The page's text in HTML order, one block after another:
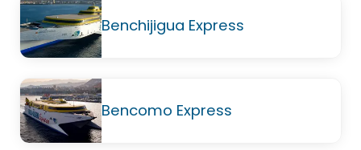
Benchijigua Express
Bencomo Express